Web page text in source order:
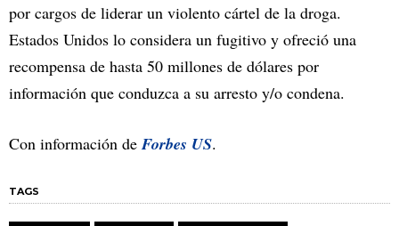
por cargos de liderar un violento cártel de la droga.
Estados Unidos lo considera un fugitivo y ofreció una
recompensa de hasta 50 millones de dólares por
información que conduzca a su arresto y/o condena.
Con información de Forbes US.
TAGS